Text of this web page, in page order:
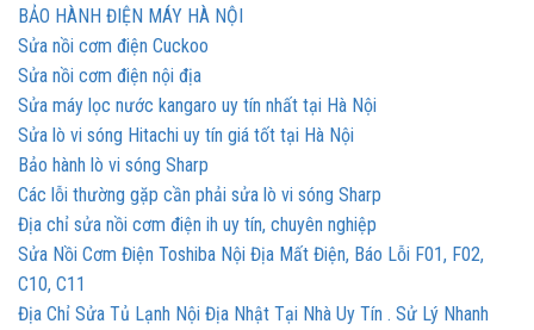
BẢO HÀNH ĐIỆN MÁY HÀ NỘI
Sửa nồi cơm điện Cuckoo
Sửa nồi cơm điện nội địa
Sửa máy lọc nước kangaro uy tín nhất tại Hà Nội
Sửa lò vi sóng Hitachi uy tín giá tốt tại Hà Nội
Bảo hành lò vi sóng Sharp
Các lỗi thường gặp cần phải sửa lò vi sóng Sharp
Địa chỉ sửa nồi cơm điện ih uy tín, chuyên nghiệp
Sửa Nồi Cơm Điện Toshiba Nội Địa Mất Điện, Báo Lỗi F01, F02,
C10, C11
Địa Chỉ Sửa Tủ Lạnh Nội Địa Nhật Tại Nhà Uy Tín . Sử Lý Nhanh